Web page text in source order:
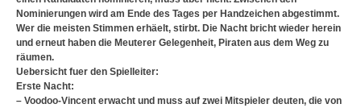
Nominierungen wird am Ende des Tages per Handzeichen abgestimmt.
Wer die meisten Stimmen erhäelt, stirbt. Die Nacht bricht wieder herein
und erneut haben die Meuterer Gelegenheit, Piraten aus dem Weg zu
räumen.
Uebersicht fuer den Spielleiter:
Erste Nacht:
– Voodoo-Vincent erwacht und muss auf zwei Mitspieler deuten, die von